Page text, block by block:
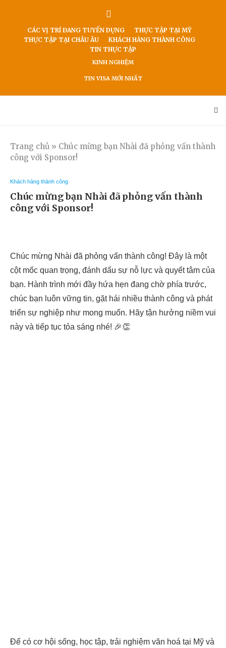
CÁC VỊ TRÍ ĐANG TUYỂN DỤNG
THỰC TẬP TẠI MỸ
THỰC TẬP TẠI CHÂU ÂU
KHÁCH HÀNG THÀNH CÔNG
TIN THỰC TẬP
KINH NGHIỆM
TIN VISA MỚI NHẤT
Trang chủ » Chúc mừng bạn Nhài đã phỏng vấn thành
công với Sponsor!
Khách hàng thành công
Chúc mừng bạn Nhài đã phỏng vấn thành
công với Sponsor!
Chúc mừng Nhài đã phỏng vấn thành công! Đây là một
cột mốc quan trọng, đánh dấu sự nỗ lực và quyết tâm của
bạn. Hành trình mới đầy hứa hẹn đang chờ phía trước,
chúc bạn luôn vững tin, gặt hái nhiều thành công và phát
triển sự nghiệp như mong muốn. Hãy tận hưởng niềm vui
này và tiếp tục tỏa sáng nhé! 🎉👏
Để có cơ hội sống, học tập, trải nghiệm văn hoá tại Mỹ và